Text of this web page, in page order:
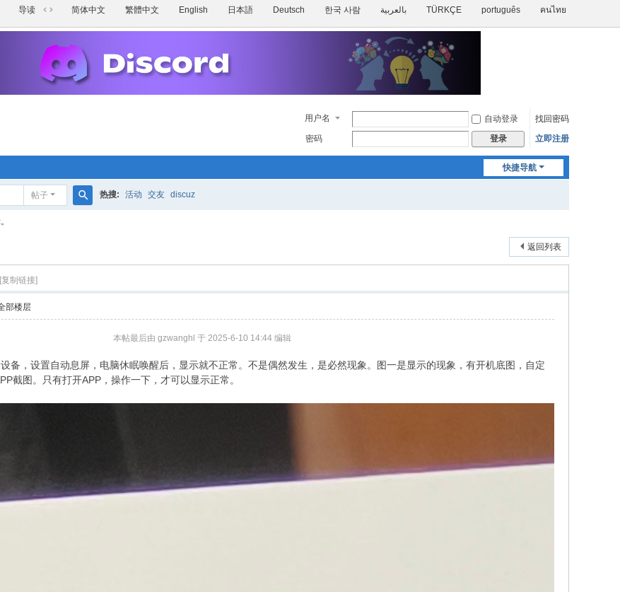
简体中文 繁體中文 English 日本語 Deutsch 한국 사람 بالعربية TÜRKÇE português คนไทย
导读
换
到
宽
版
用户名 自动登录
找回密码
密码
登录 立即注册
快捷导航
帖子 热搜: 活动 交友 discuz
返回列表
[复制链接]
部楼层
本帖最后由 gzwanghl 于 2025-6-10 14:44 编辑
备，设置自动息屏，电脑休眠唤醒后，显示就不正常。不是偶然发生，是必然现象。图一是显示的现象，有开机底图，自定
截图。只有打开APP，操作一下，才可以显示正常。